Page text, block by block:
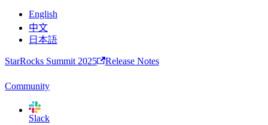
English
中文
日本語
StarRocks Summit 2025 Release Notes
Community
Slack